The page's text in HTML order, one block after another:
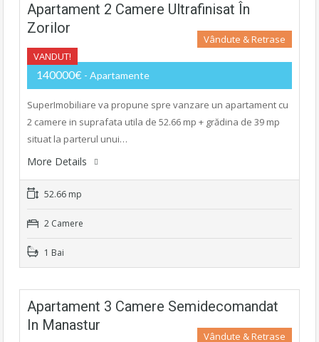
Apartament 2 Camere Ultrafinisat În
Zorilor
VANDUT!
Vândute & Retrase
140000€ - Apartamente
SuperImobiliare va propune spre vanzare un apartament cu
2 camere in suprafata utila de 52.66 mp + grădina de 39 mp
situat la parterul unui…
More Details
52.66 mp
2 Camere
1 Bai
Apartament 3 Camere Semidecomandat
In Manastur
Vândute & Retrase